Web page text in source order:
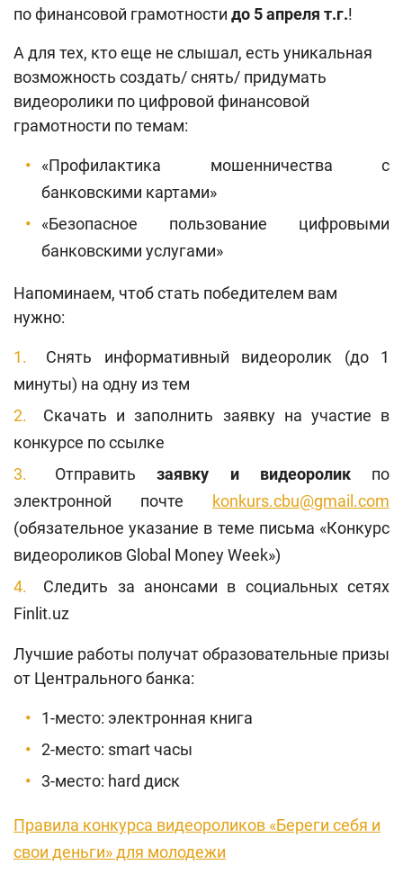
Карта сайта
по финансовой грамотности до 5 апреля т.г.!
А для тех, кто еще не слышал, есть уникальная
возможность создать/ снять/ придумать
видеоролики по цифровой финансовой
грамотности по темам:
«Профилактика мошенничества с
банковскими картами»
«Безопасное пользование цифровыми
банковскими услугами»
Напоминаем, чтоб стать победителем вам
нужно:
Снять информативный видеоролик (до 1
минуты) на одну из тем
Скачать и заполнить заявку на участие в
конкурсе по ссылке
Отправитьзаявку и видеороликпо
электронной почте konkurs.cbu@gmail.com
(обязательное указание в теме письма «Конкурс
видеороликов Global Money Week»)
Следить за анонсами в социальных сетях
Finlit.uz
Лучшие работы получат образовательные призы
от Центрального банка:
1-место: электронная книга
2-место: smart часы
3-место: hard диск
Правила конкурса видеороликов «Береги себя и
свои деньги» для молодежи